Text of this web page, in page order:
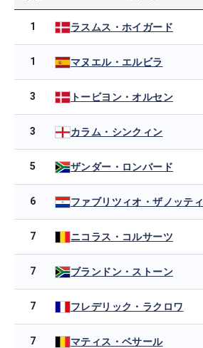
1 ラスムス・ホイガード
1 マヌエル・エルビラ
3 トービヨン・オルセン
3 カラム・シンクィン
5 ザンダー・ロンバード
6 ファブリツィオ・ザノッティ
7 ニコラス・コルサーツ
7 ブランドン・ストーン
7 フレデリック・ラクロワ
7 マティス・ベサール